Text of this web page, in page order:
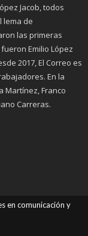
Jacob, todos
lema de
las primeras
Emilio López
2017, El Correo es
En la
Martínez, Franco
Carreras.
en comunicación y